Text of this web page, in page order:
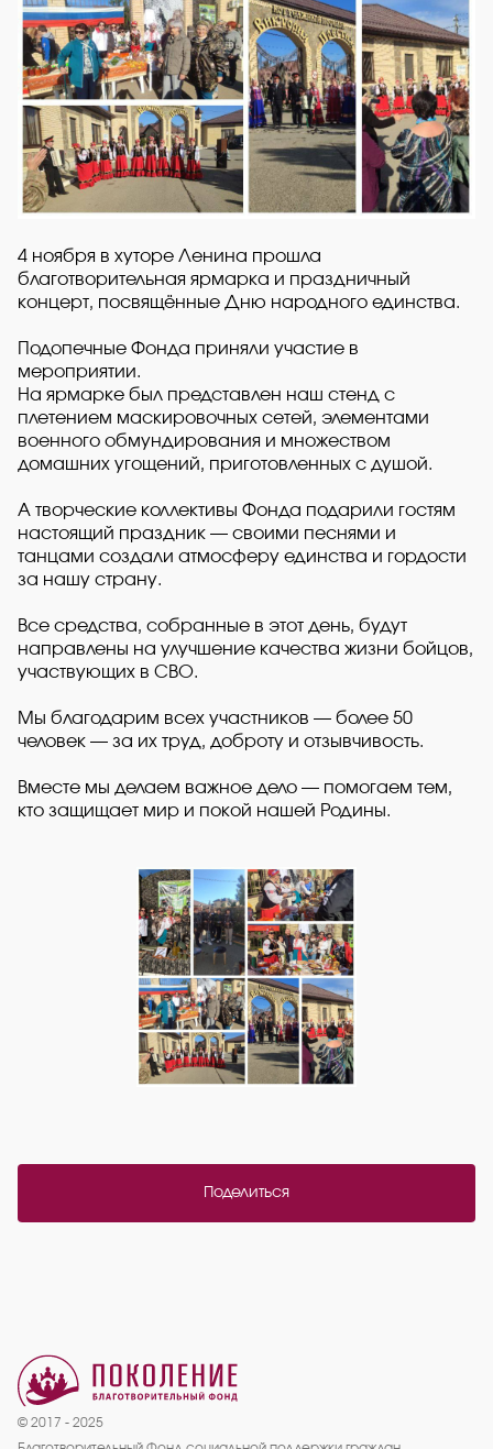
4 ноября в хуторе Ленина прошла
благотворительная ярмарка и праздничный
концерт, посвящённые Дню народного единства.
Подопечные Фонда приняли участие в
мероприятии.
На ярмарке был представлен наш стенд с
плетением маскировочных сетей, элементами
военного обмундирования и множеством
домашних угощений, приготовленных с душой.
А творческие коллективы Фонда подарили гостям
настоящий праздник — своими песнями и
танцами создали атмосферу единства и гордости
за нашу страну.
Все средства, собранные в этот день, будут
направлены на улучшение качества жизни бойцов,
участвующих в СВО.
Мы благодарим всех участников — более 50
человек — за их труд, доброту и отзывчивость.
Вместе мы делаем важное дело — помогаем тем,
кто защищает мир и покой нашей Родины.
Поделиться
© 2017 - 2025